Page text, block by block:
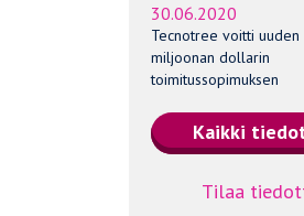
30.06.2020
Tecnotree voitti uuden
miljoonan dollarin
toimitussopimuksen
Tilaa